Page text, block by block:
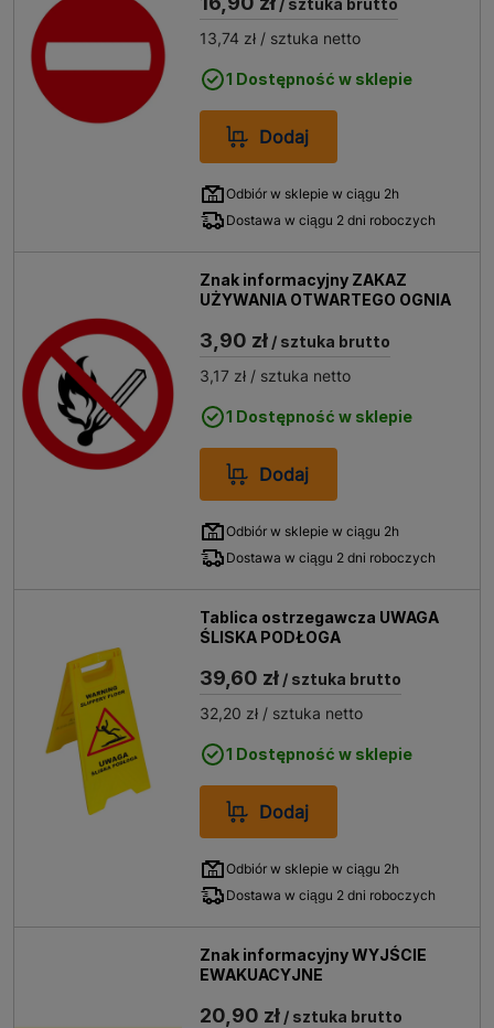
rozbiórki.
/ sztuka brutto
13,74 zł / sztuka netto
1 Dostępność w sklepie
Dodaj
Odbiór w sklepie w ciągu 2h
Dostawa w ciągu 2 dni roboczych
Znak informacyjny ZAKAZ
UŻYWANIA OTWARTEGO OGNIA
3,90 zł / sztuka brutto
3,17 zł / sztuka netto
1 Dostępność w sklepie
Dodaj
Odbiór w sklepie w ciągu 2h
Dostawa w ciągu 2 dni roboczych
Tablica ostrzegawcza UWAGA
ŚLISKA PODŁOGA
39,60 zł / sztuka brutto
32,20 zł / sztuka netto
1 Dostępność w sklepie
Dodaj
Odbiór w sklepie w ciągu 2h
Dostawa w ciągu 2 dni roboczych
Znak informacyjny WYJŚCIE
EWAKUACYJNE
20,90 zł / sztuka brutto